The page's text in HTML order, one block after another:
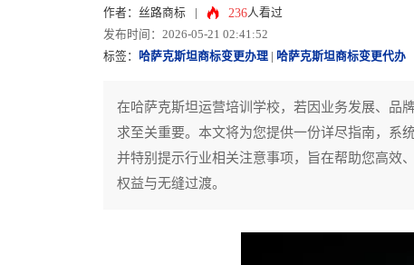
作者：丝路商标 236人看过
发布时间：2026-05-21 02:41:52
标签： 哈萨克斯坦商标变更办理 哈萨克斯坦商标变更代办
在哈萨克斯坦运营培训学校，若因业务发展、品
求至关重要。本文将为您提供一份详尽指南，系
并特别提示行业相关注意事项，旨在帮助您高效
权益与无缝过渡。